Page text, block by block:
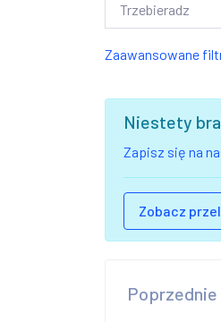
Zaawansowane
Niestety
Zapisz się na
Zobacz